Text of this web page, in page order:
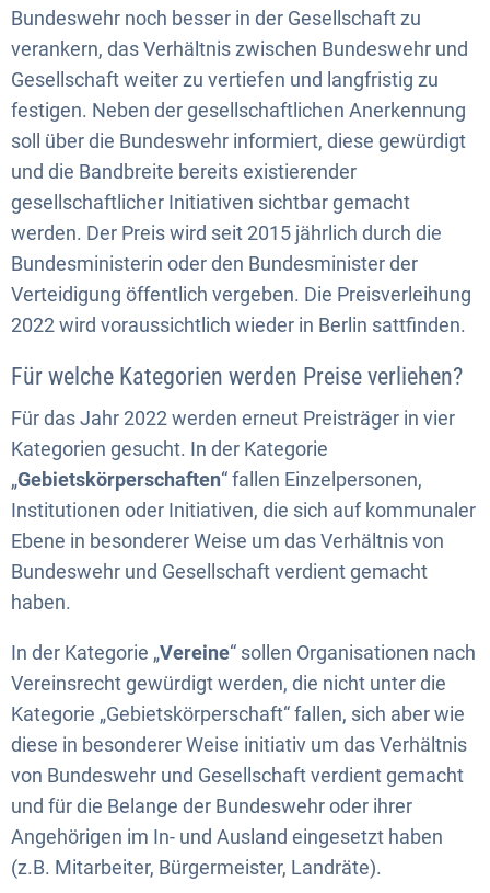
Bundeswehr noch besser in der Gesellschaft zu
verankern, das Verhältnis zwischen Bundeswehr und
Gesellschaft weiter zu vertiefen und langfristig zu
festigen. Neben der gesellschaftlichen Anerkennung
soll über die Bundeswehr informiert, diese gewürdigt
und die Bandbreite bereits existierender
gesellschaftlicher Initiativen sichtbar gemacht
werden. Der Preis wird seit 2015 jährlich durch die
Bundesministerin oder den Bundesminister der
Verteidigung öffentlich vergeben. Die Preisverleihung
2022 wird voraussichtlich wieder in Berlin sattfinden.
Für welche Kategorien werden Preise verliehen?
Für das Jahr 2022 werden erneut Preisträger in vier
Kategorien gesucht. In der Kategorie
„Gebietskörperschaften“ fallen Einzelpersonen,
Institutionen oder Initiativen, die sich auf kommunaler
Ebene in besonderer Weise um das Verhältnis von
Bundeswehr und Gesellschaft verdient gemacht
haben.
In der Kategorie „Vereine“ sollen Organisationen nach
Vereinsrecht gewürdigt werden, die nicht unter die
Kategorie „Gebietskörperschaft“ fallen, sich aber wie
diese in besonderer Weise initiativ um das Verhältnis
von Bundeswehr und Gesellschaft verdient gemacht
und für die Belange der Bundeswehr oder ihrer
Angehörigen im In- und Ausland eingesetzt haben
(z.B. Mitarbeiter, Bürgermeister, Landräte).